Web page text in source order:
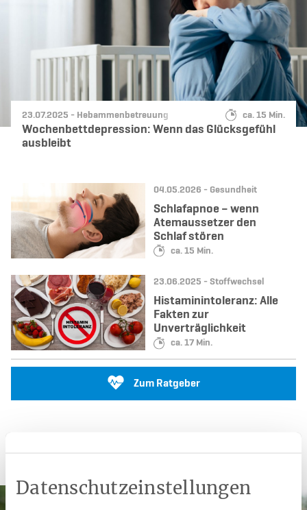
Datenschutzeinstellungen
Datum:
23.07.2025 - Kategorie:
Hebammenbetreuung Lesedauer:
ca. 15 Min.
Wochenbettdepression: Wenn das Glücksgefühl
ausbleibt
Datum:
04.05.2026 - Kategorie:
Gesundheit
Lesedauer:
ca. 15 Min.
Schlafapnoe – wenn
Atemaussetzer den
Schlaf stören
Datum:
23.06.2025 - Kategorie:
Stoffwechsel
Lesedauer:
ca. 17 Min.
Histaminintoleranz: Alle
Fakten zur
Unverträglichkeit
Zum Ratgeber